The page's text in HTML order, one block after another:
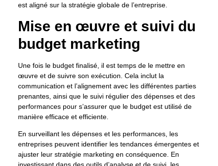
est aligné sur la stratégie globale de l’entreprise.
Mise en œuvre et suivi du
budget marketing
Une fois le budget finalisé, il est temps de le mettre en
œuvre et de suivre son exécution. Cela inclut la
communication et l’alignement avec les différentes parties
prenantes, ainsi que le suivi régulier des dépenses et des
performances pour s’assurer que le budget est utilisé de
manière efficace et efficiente.
En surveillant les dépenses et les performances, les
entreprises peuvent identifier les tendances émergentes et
ajuster leur stratégie marketing en conséquence. En